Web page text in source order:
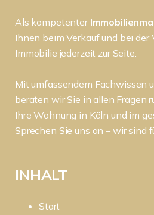
Als kompetenter
Ihnen beim Verkauf und bei der
Immobilie jederzeit zur Seite.
Mit umfassendem Fachwissen
beraten wir Sie in allen Fragen
Ihre Wohnung in Köln und im
Sprechen Sie uns an – wir sind
INHALT
Start